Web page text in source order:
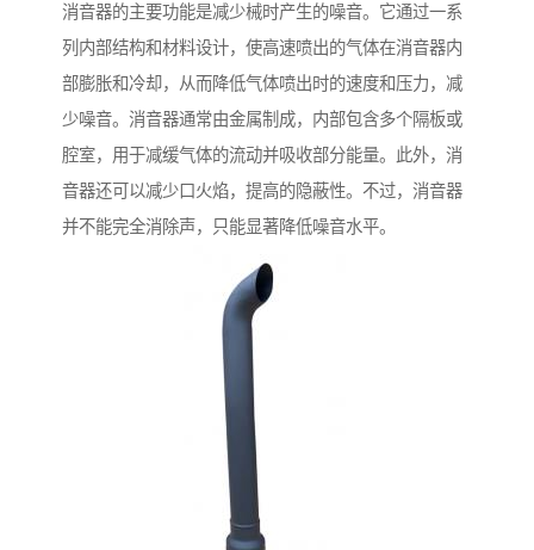
消音器的主要功能是减少械时产生的噪音。它通过一系
列内部结构和材料设计，使高速喷出的气体在消音器内
部膨胀和冷却，从而降低气体喷出时的速度和压力，减
少噪音。消音器通常由金属制成，内部包含多个隔板或
腔室，用于减缓气体的流动并吸收部分能量。此外，消
音器还可以减少口火焰，提高的隐蔽性。不过，消音器
并不能完全消除声，只能显著降低噪音水平。